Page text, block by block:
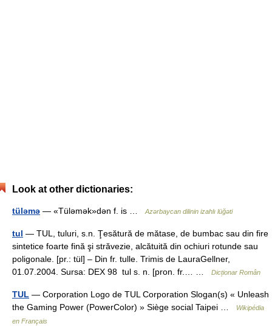
Look at other dictionaries:
tüləmə — «Tüləmək»dən f. is … Azərbaycan dilinin izahlı lüğəti
tul — TUL, tuluri, s.n. Ţesătură de mătase, de bumbac sau din fire
sintetice foarte fină şi străvezie, alcătuită din ochiuri rotunde sau
poligonale. [pr.: tül] – Din fr. tulle. Trimis de LauraGellner,
01.07.2004. Sursa: DEX 98 tul s. n. [pron. fr.… …
Dicționar Român
TUL — Corporation Logo de TUL Corporation Slogan(s) « Unleash
the Gaming Power (PowerColor) » Siège social Taipei …
Wikipédia
en Français